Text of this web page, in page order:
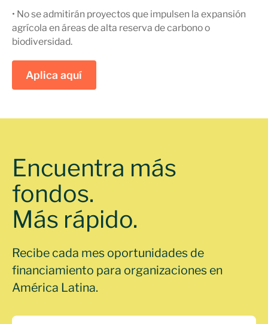
• No se admitirán proyectos que impulsen la expansión
agrícola en áreas de alta reserva de carbono o
biodiversidad.
Aplica aquí
Encuentra más
fondos.
Más rápido.
Recibe cada mes oportunidades de
financiamiento para organizaciones en
América Latina.